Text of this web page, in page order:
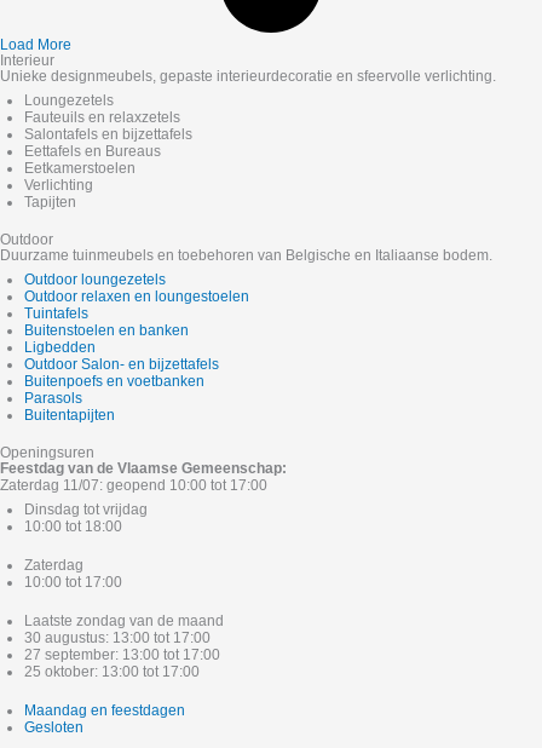
Load More
Interieur
Unieke designmeubels, gepaste interieurdecoratie en sfeervolle verlichting.
Loungezetels
Fauteuils en relaxzetels
Salontafels en bijzettafels
Eettafels en Bureaus
Eetkamerstoelen
Verlichting
Tapijten
Outdoor
Duurzame tuinmeubels en toebehoren van Belgische en Italiaanse bodem.
Outdoor loungezetels
Outdoor relaxen en loungestoelen
Tuintafels
Buitenstoelen en banken
Ligbedden
Outdoor Salon- en bijzettafels
Buitenpoefs en voetbanken
Parasols
Buitentapijten
Openingsuren
Feestdag van de Vlaamse Gemeenschap:
Zaterdag 11/07: geopend 10:00 tot 17:00
Dinsdag tot vrijdag
10:00 tot 18:00
Zaterdag
10:00 tot 17:00
Laatste zondag van de maand
30 augustus: 13:00 tot 17:00
27 september: 13:00 tot 17:00
25 oktober: 13:00 tot 17:00
Maandag en feestdagen
Gesloten